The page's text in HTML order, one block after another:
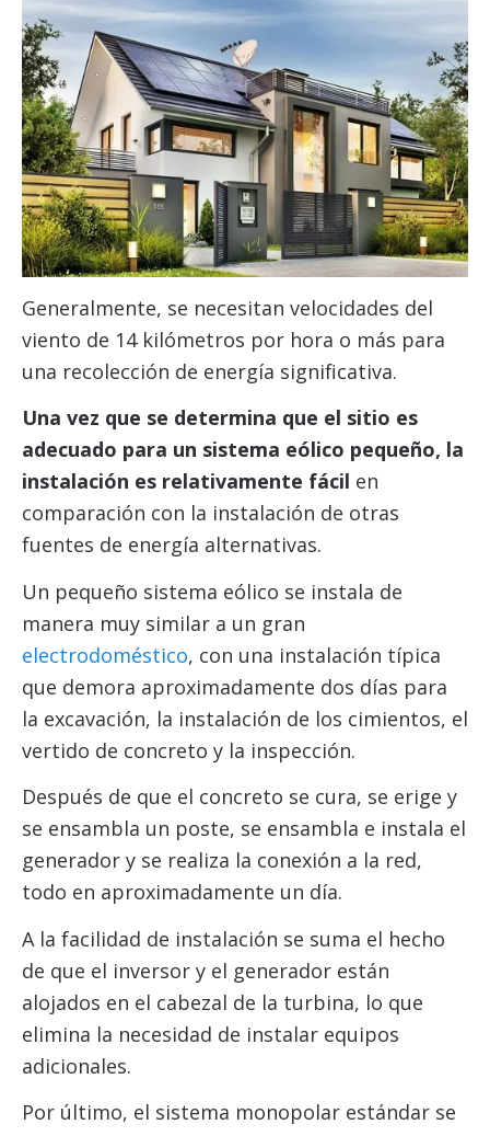
Generalmente, se necesitan velocidades del
viento de 14 kilómetros por hora o más para
una recolección de energía significativa.
Una vez que se determina que el sitio es
adecuado para un sistema eólico pequeño, la
instalación es relativamente fácil en
comparación con la instalación de otras
fuentes de energía alternativas.
Un pequeño sistema eólico se instala de
manera muy similar a un gran
electrodoméstico, con una instalación típica
que demora aproximadamente dos días para
la excavación, la instalación de los cimientos, el
vertido de concreto y la inspección.
Después de que el concreto se cura, se erige y
se ensambla un poste, se ensambla e instala el
generador y se realiza la conexión a la red,
todo en aproximadamente un día.
A la facilidad de instalación se suma el hecho
de que el inversor y el generador están
alojados en el cabezal de la turbina, lo que
elimina la necesidad de instalar equipos
adicionales.
Por último, el sistema monopolar estándar se